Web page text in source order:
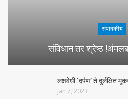
संपादकीय
संविधान तर श्रेष्ठ
लक्षवेधी ‘दर्पण’ ते दुर्लक्षित
Jan 7, 2023